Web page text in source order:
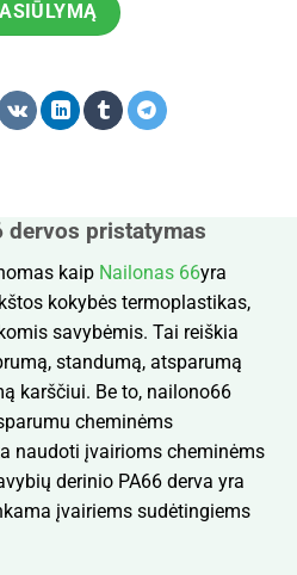
dervos pristatymas
kaip Nailonas 66yra
kokybės termoplastikas,
savybėmis. Tai reiškia
standumą, atsparumą
karščiui. Be to, nailono66
cheminėms
naudoti įvairioms cheminėms
derinio PA66 derva yra
įvairiems sudėtingiems